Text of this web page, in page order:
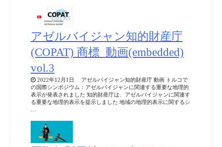
アゼルバイジャン知的財産庁
(COPAT) 商標_動画(embedded)
vol.3
2022年12月1日 アゼルバイジャン知的財産庁 動画 トルコで
の国際シンポジウム：アゼルバイジャンに関連する重要な地理的
表示が発表されました 知的財産庁は、アゼルバイジャンに関連す
る重要な地理的表示を提示しました 地域の地理的表示に関するシ